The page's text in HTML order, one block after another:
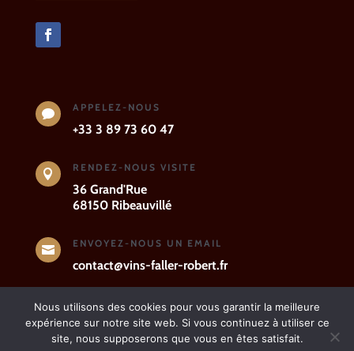

APPELEZ-NOUS
+33 3 89 73 60 47

RENDEZ-NOUS VISITE
36 Grand'Rue
68150 Ribeauvillé

ENVOYEZ-NOUS UN EMAIL
contact@vins-faller-robert.fr
Mentions légales-Politique de
Nous utilisons des cookies pour vous garantir la meilleure
expérience sur notre site web. Si vous continuez à utiliser ce
site, nous supposerons que vous en êtes satisfait.